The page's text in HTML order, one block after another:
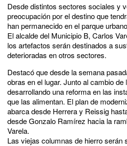
Desde distintos sectores sociales y
preocupación por el destino que
han permanecido en el parque
El alcalde del Municipio B, Carlos
los artefactos serán destinados a
deterioradas en otros sectores.
Destacó que desde la semana
obras en el lugar. Junto al cambio
desarrollando una reforma en las
que las alimentan. El plan de
abarca desde Herrera y Reissig
desde Gonzalo Ramírez hacia la
Varela.
Las viejas columnas de hierro serán